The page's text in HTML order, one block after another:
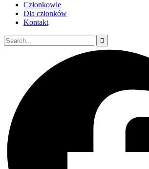
Członkowie
Dla członków
Kontakt